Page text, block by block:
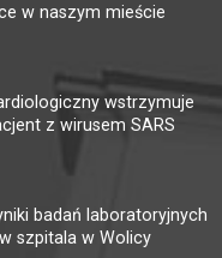
w naszym mieście
wstrzymuje
z wirusem SARS
badań laboratoryjnych
szpitala w Wolicy